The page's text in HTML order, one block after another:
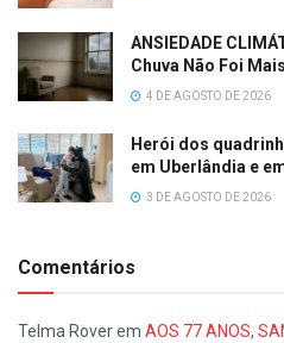
ANSIEDADE
Chuva Não Foi
4 DE AGOSTO DE 2026
Herói dos
em Uberlândia e
3 DE AGOSTO DE 2026
Comentários
Telma Roverem AOS 77 ANOS,